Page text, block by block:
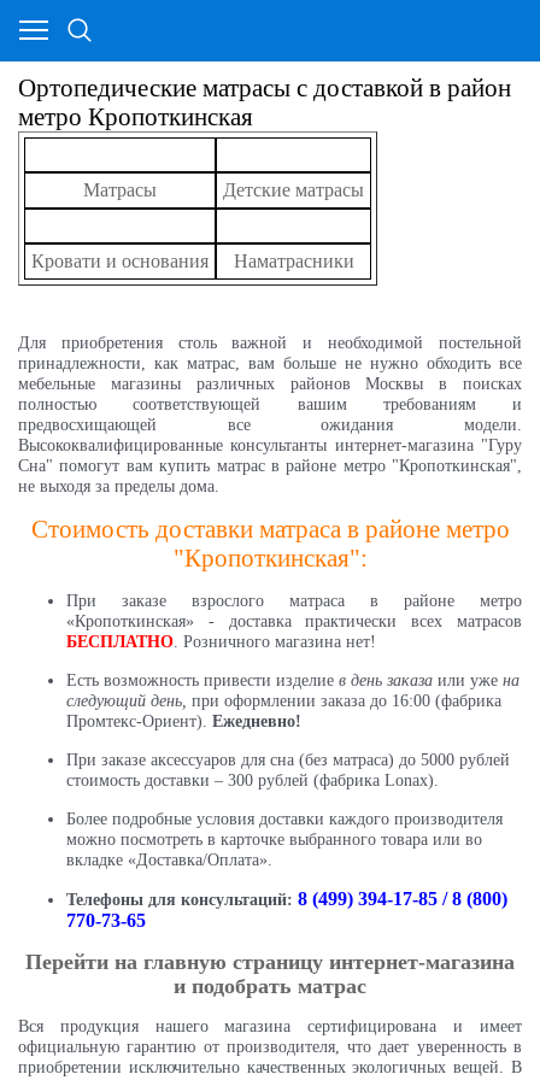
Ортопедические матрасы с доставкой в район
метро Кропоткинская
Матрасы Детские матрасы
Кровати и основания Наматрасники
Для приобретения столь важной и необходимой постельной
принадлежности, как матрас, вам больше не нужно обходить все
мебельные магазины различных районов Москвы в поисках
полностью соответствующей вашим требованиям и
предвосхищающей все ожидания модели.
Высококвалифицированные консультанты интернет-магазина "Гуру
Сна" помогут вам купить матрас в районе метро "Кропоткинская",
не выходя за пределы дома.
Стоимость доставки матраса в районе метро
"Кропоткинская":
При заказе взрослого матраса в районе метро
«Кропоткинская» - доставка практически всех матрасов
БЕСПЛАТНО. Розничного магазина нет!
Есть возможность привести изделие в день заказа или уже на
следующий день, при оформлении заказа до 16:00 (фабрика
Промтекс-Ориент). Ежедневно!
При заказе аксессуаров для сна (без матраса) до 5000 рублей
стоимость доставки – 300 рублей (фабрика Lonax).
Более подробные условия доставки каждого производителя
можно посмотреть в карточке выбранного товара или во
вкладке «Доставка/Оплата».
Телефоны для консультаций: 8 (499) 394-17-85 / 8 (800)
770-73-65
Перейти на главную страницу интернет-магазина
и подобрать матрас
Вся продукция нашего магазина сертифицирована и имеет
официальную гарантию от производителя, что дает уверенность в
приобретении исключительно качественных экологичных вещей. В